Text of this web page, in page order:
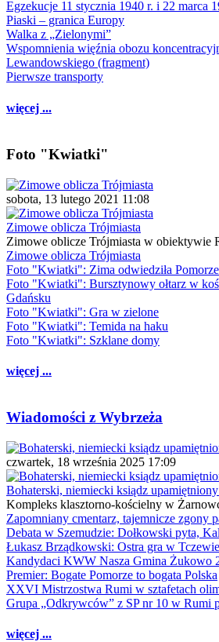
Egzekucje 11 stycznia 1940 r. i 22 marca
Piaski – granica Europy
Walka z „Zielonymi”
Wspomnienia więźnia obozu
Lewandowskiego (fragment)
Pierwsze transporty
więcej ...
Foto "Kwiatki"
sobota, 13 lutego 2021 11:08
Zimowe oblicza Trójmiasta
Zimowe oblicze Trójmiasta w obiektywie
Zimowe oblicza Trójmiasta
Foto "Kwiatki": Zima odwiedziła Pomorze
Foto "Kwiatki": Bursztynowy ołtarz w
Gdańsku
Foto "Kwiatki": Gra w zielone
Foto "Kwiatki": Temida na haku
Foto "Kwiatki": Szklane domy
więcej ...
Wiadomości z Wybrzeża
czwartek, 18 września 2025 17:09
Bohaterski, niemiecki ksiądz
Kompleks klasztorno-kościelny w
Zapomniany cmentarz, tajemnicze zgony
Debata w Szemudzie: Dołkowski pyta,
Łukasz Brządkowski: Ostra gra w Tczewie
Kandydaci KWW Nasza Gmina Żukowo
Premier: Bogate Pomorze to bogata Polska
XXVI Mistrzostwa Rumi w sztafetach
Grupa „Odkrywców” z SP nr 10 w Rumi
więcej ...